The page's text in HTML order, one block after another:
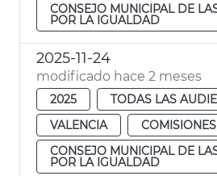
CONSEJO MUNICIPAL DE
POR LA IGUALDAD
2025-11-24
modificado hace 2 meses
2025
TODAS LAS
VALENCIA
CONSEJO MUNICIPAL DE
POR LA IGUALDAD